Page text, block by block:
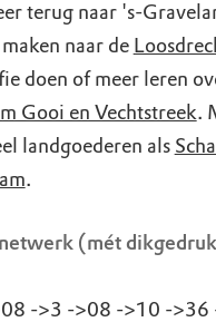
terug naar 's-
naar de
doen of meer leren
Gooi en Vechtstreek.
landgoederen als
.
(mét
->3 ->08 ->10 ->36